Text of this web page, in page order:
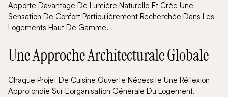
Apporte Davantage De Lumière Naturelle Et Crée Une
Sensation De Confort Particulièrement Recherchée Dans Les
Logements Haut De Gamme.
Une Approche Architecturale Globale
Chaque Projet De Cuisine Ouverte Nécessite Une Réflexion
Approfondie Sur L'organisation Générale Du Logement.